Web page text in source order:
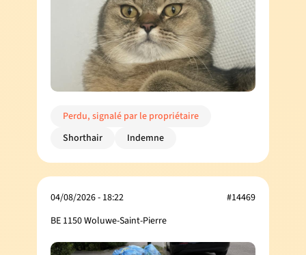
Perdu, signalé par le propriétaire
Shorthair
Indemne
04/08/2026 - 18:22
BE 1150 Woluwe-Saint-Pierre
#14469